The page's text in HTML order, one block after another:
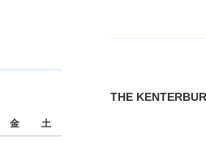
金 土
THE